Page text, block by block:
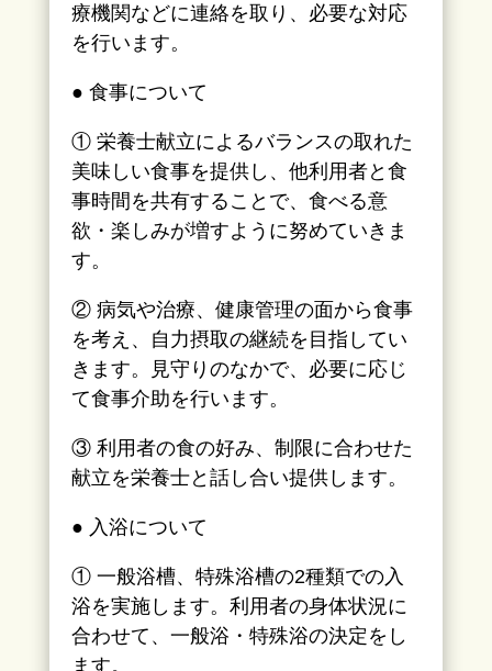
療機関などに連絡を取り、必要な対応
を行います。
● 食事について
① 栄養士献立によるバランスの取れた
美味しい食事を提供し、他利用者と食
事時間を共有することで、食べる意
欲・楽しみが増すように努めていきま
す。
② 病気や治療、健康管理の面から食事
を考え、自力摂取の継続を目指してい
きます。見守りのなかで、必要に応じ
て食事介助を行います。
③ 利用者の食の好み、制限に合わせた
献立を栄養士と話し合い提供します。
● 入浴について
① 一般浴槽、特殊浴槽の2種類での入
浴を実施します。利用者の身体状況に
合わせて、一般浴・特殊浴の決定をし
ます。